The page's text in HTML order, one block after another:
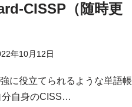
CISSP（随時更
年10月12日
に役立てられるような単語帳
分自身のCISS…